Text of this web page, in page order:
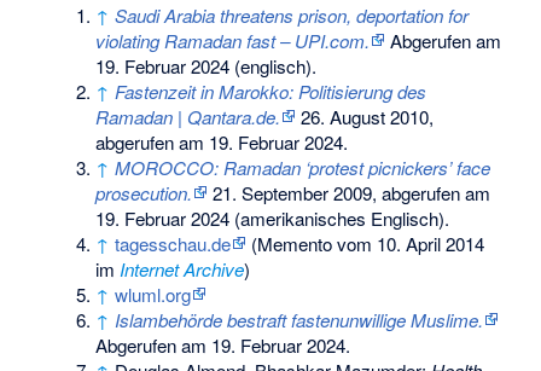
↑ Saudi Arabia threatens prison, deportation for
violating Ramadan fast – UPI.com.
Abgerufen am
19. Februar 2024 (englisch).
↑ Fastenzeit in Marokko: Politisierung des
Ramadan | Qantara.de.
26. August 2010,
abgerufen am 19. Februar 2024.
↑ MOROCCO: Ramadan ‘protest picnickers’ face
prosecution.
21. September 2009, abgerufen am
19. Februar 2024 (amerikanisches Englisch).
↑ tagesschau.de (Mementovom 10. April 2014
im Internet Archive)
↑ wluml.org
↑ Islambehörde bestraft fastenunwillige Muslime.
Abgerufen am 19. Februar 2024.